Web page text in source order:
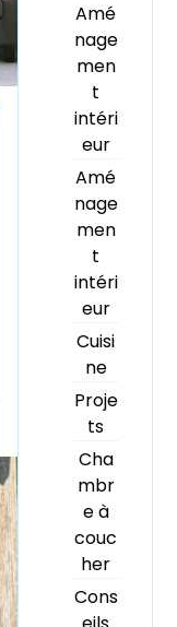
Amé
nage
men
t
intéri
eur
Amé
nage
men
t
intéri
eur
Cuisi
ne
Proje
ts
Cha
mbr
e à
couc
her
Cons